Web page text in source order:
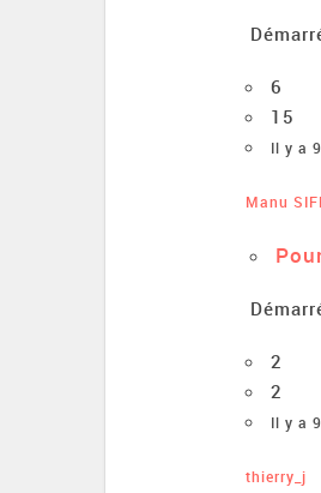
6
15
Il y a
Manu
2
2
Il y a
thierry_j